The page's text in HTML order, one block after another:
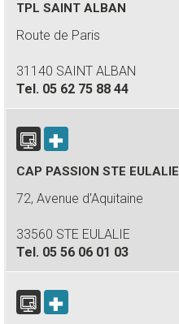
TPL SAINT ALBAN
Route de Paris
31140 SAINT ALBAN
Tel. 05 62 75 88 44
CAP PASSION STE EULALIE
72, Avenue d'Aquitaine
33560 STE EULALIE
Tel. 05 56 06 01 03